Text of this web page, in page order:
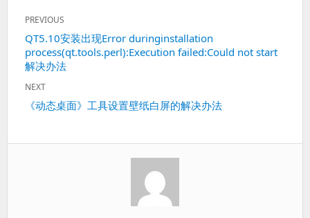
文
章
导
航
PREVIOUS
Previous
post:
QT5.10安装出现Error duringinstallation
process(qt.tools.perl):Execution failed:Could not start
解决办法
NEXT
Next
《动态桌面》工具设置壁纸白屏的解决办法